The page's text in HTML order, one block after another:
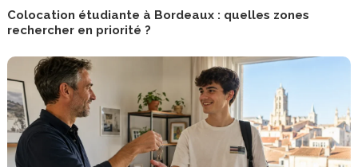
Colocation étudiante à Bordeaux : quelles zones
rechercher en priorité ?